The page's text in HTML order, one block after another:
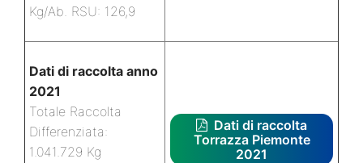
Kg/Ab. RSU: 126,9
Dati di raccolta anno
2021
Totale Raccolta
Differenziata:
1.041.729 Kg
Dati di raccolta
Torrazza Piemonte
2021